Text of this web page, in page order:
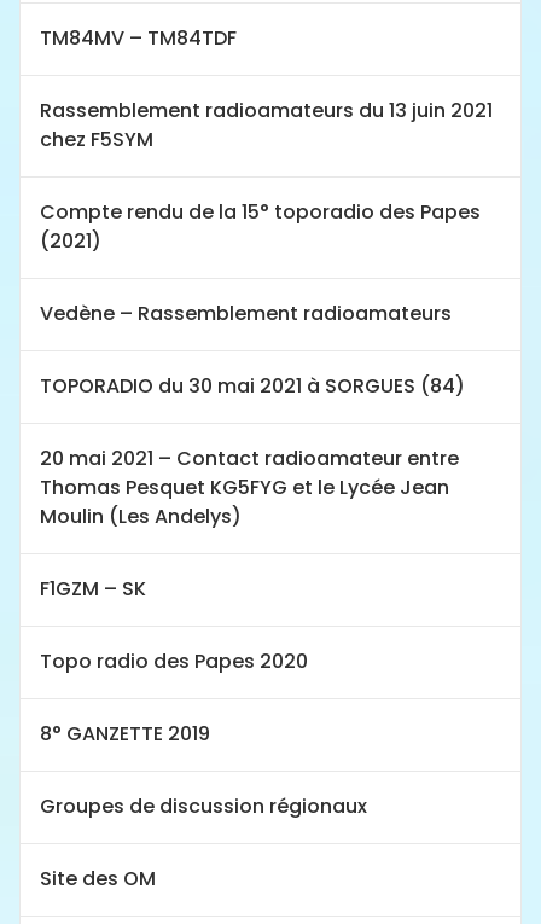
TM84MV – TM84TDF
Rassemblement radioamateurs du 13 juin 2021
chez F5SYM
Compte rendu de la 15° toporadio des Papes
(2021)
Vedène – Rassemblement radioamateurs
TOPORADIO du 30 mai 2021 à SORGUES (84)
20 mai 2021 – Contact radioamateur entre
Thomas Pesquet KG5FYG et le Lycée Jean
Moulin (Les Andelys)
F1GZM – SK
Topo radio des Papes 2020
8° GANZETTE 2019
Groupes de discussion régionaux
Site des OM